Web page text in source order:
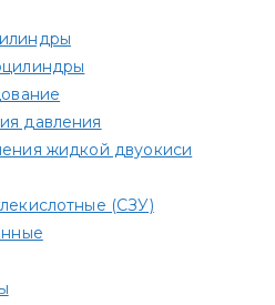
давления
жидкой двуокиси
(СЗУ)